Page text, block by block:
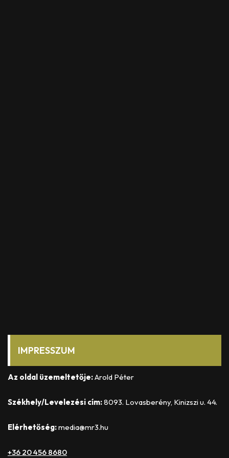
IMPRESSZUM
Az oldal üzemeltetője:Arold Péter
Székhely/Levelezési cím:8093. Lovasberény, Kinizszi u. 44.
Elérhetőség:media@mr3.hu
+36 20 456 8680